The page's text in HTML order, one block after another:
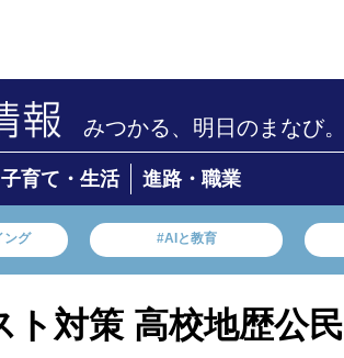
みつかる、明日のまなび。
子育て・生活 進路・職業
ング #AIと教育
ト対策 高校地歴公民